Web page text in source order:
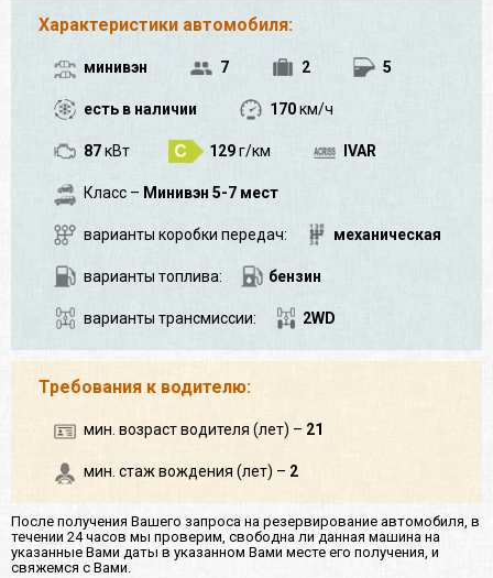
Характеристики автомобиля:
минивэн 7 2 5
есть в наличии 170км/ч
87кВт 129г/км IVAR
Класс – Минивэн 5-7 мест
варианты коробки передач: механическая
варианты топлива: бензин
варианты трансмиссии: 2WD
Требования к водителю:
мин. возраст водителя (лет) – 21
мин. стаж вождения (лет) – 2
После получения Вашего запроса на резервирование автомобиля, в
течении 24 часов мы проверим, свободна ли данная машина на
указанные Вами даты в указанном Вами месте его получения, и
свяжемся с Вами.